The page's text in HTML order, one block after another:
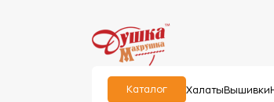
Каталог Халаты Вышивки